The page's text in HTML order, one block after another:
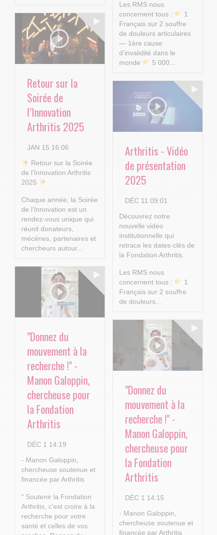
Les RMS nous
concernent tous :
1
Français sur 2 souffre
de douleurs articulaires
— 1ère cause
d’invalidité dans le
monde
5 000...
Retour sur la
Soirée de
l’Innovation
Arthritis 2025
JAN 15 16:06
​ Retour sur la Soirée
de l’Innovation Arthritis
2025
Chaque année, la Soirée
de l’Innovation est un
rendez-vous unique qui
réunit donateurs,
mécènes, partenaires et
chercheurs autour...
Arthritis - Vidéo
de présentation
2025
DÉC 11 09:01
Découvrez notre
nouvelle vidéo
institutionnelle qui
retrace les dates-clés de
la Fondation Arthritis.
Les RMS nous
concernent tous :
1
Français sur 2 souffre
de douleurs...
"Donnez du
mouvement à la
recherche !" -
Manon Galoppin,
chercheuse pour
la Fondation
Arthritis
DÉC 1 14:19
- Manon Galoppin,
chercheuse soutenue et
financée par Arthritis
" Soutenir la Fondation
Arthritis, c'est croire à la
recherche pour votre
santé et celles de vos
"Donnez du
mouvement à la
recherche !" -
Manon Galoppin,
chercheuse pour
la Fondation
Arthritis
DÉC 1 14:15
- Manon Galoppin,
chercheuse soutenue et
financée par Arthritis